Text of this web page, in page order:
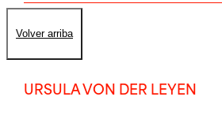
Volver arriba
URSULA VON DER LEYEN